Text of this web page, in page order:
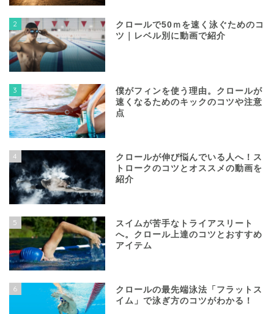
2
クロールで50ｍを速く泳ぐためのコ
ツ｜レベル別に動画で紹介
3
僕がフィンを使う理由。クロールが
速くなるためのキックのコツや注意
点
4
クロールが伸び悩んでいる人へ！ス
トロークのコツとオススメの動画を
紹介
5
スイムが苦手なトライアスリート
へ。クロール上達のコツとおすすめ
アイテム
6
クロールの最先端泳法「フラットス
イム」で泳ぎ方のコツがわかる！